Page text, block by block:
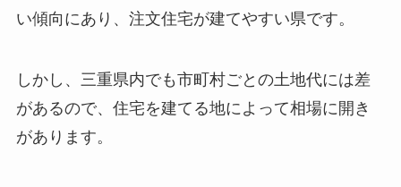
い傾向にあり、注文住宅が建てやすい県です。
しかし、三重県内でも市町村ごとの土地代には差
があるので、住宅を建てる地によって相場に開き
があります。